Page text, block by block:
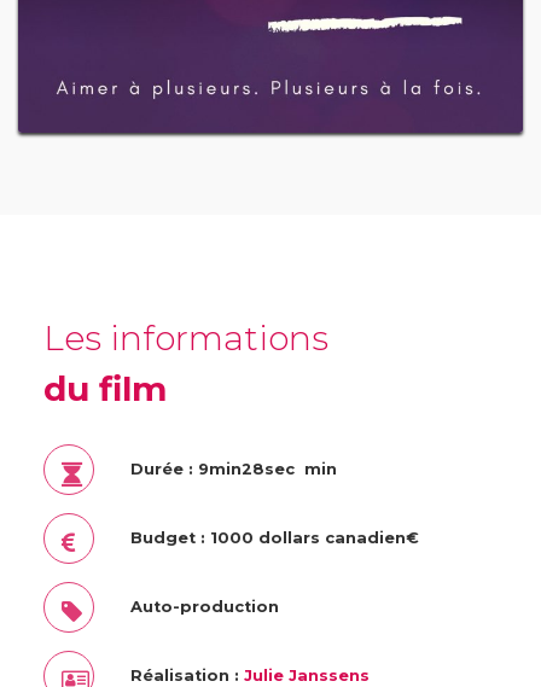
Les informations
du film
Durée : 9min28sec min
Budget : 1000 dollars canadien€
Auto-production
Réalisation : Julie Janssens